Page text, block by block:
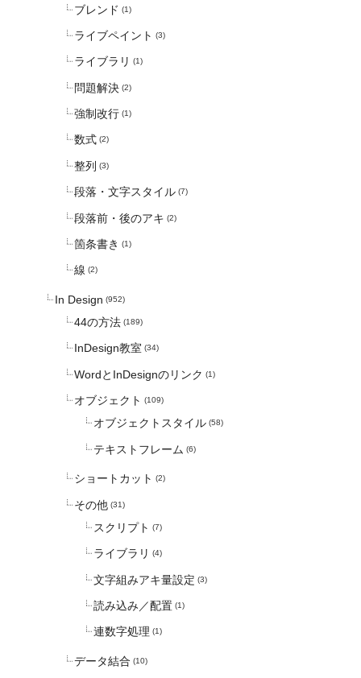
ブレンド (1)
ライブペイント (3)
ライブラリ (1)
問題解決 (2)
強制改行 (1)
数式 (2)
整列 (3)
段落・文字スタイル (7)
段落前・後のアキ (2)
箇条書き (1)
線 (2)
In Design (952)
44の方法 (189)
InDesign教室 (34)
WordとInDesignのリンク (1)
オブジェクト (109)
オブジェクトスタイル (58)
テキストフレーム (6)
ショートカット (2)
その他 (31)
スクリプト (7)
ライブラリ (4)
文字組みアキ量設定 (3)
読み込み／配置 (1)
連数字処理 (1)
データ結合 (10)